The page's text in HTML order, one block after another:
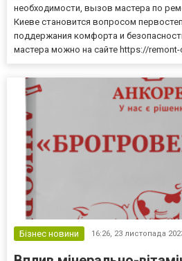
необходимости, вызов мастера по
Киеве становится вопросом
поддержания комфорта и
мастера можно на сайте https://remont-
Бізнес новини 16:26, 23 листопада